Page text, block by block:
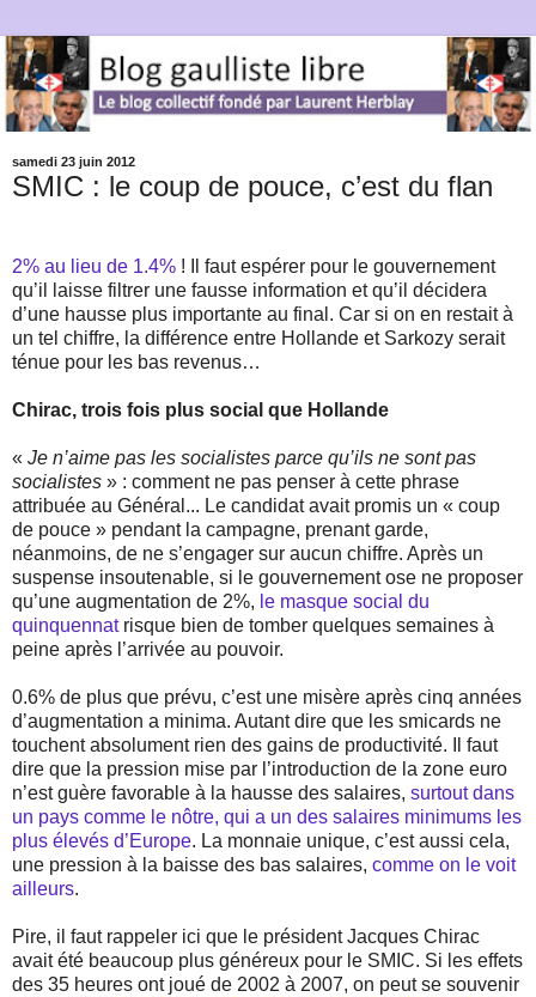
samedi 23 juin 2012
SMIC : le coup de pouce, c’est du flan
2% au lieu de 1.4% ! Il faut espérer pour le gouvernement
qu’il laisse filtrer une fausse information et qu’il décidera
d’une hausse plus importante au final. Car si on en restait à
un tel chiffre, la différence entre Hollande et Sarkozy serait
ténue pour les bas revenus…
Chirac, trois fois plus social que Hollande
« Je n’aime pas les socialistes parce qu’ils ne sont pas
socialistes » : comment ne pas penser à cette phrase
attribuée au Général... Le candidat avait promis un « coup
de pouce » pendant la campagne, prenant garde,
néanmoins, de ne s’engager sur aucun chiffre. Après un
suspense insoutenable, si le gouvernement ose ne proposer
qu’une augmentation de 2%, le masque social du
quinquennatrisque bien de tomber quelques semaines à
peine après l’arrivée au pouvoir.
0.6% de plus que prévu, c’est une misère après cinq années
d’augmentation a minima. Autant dire que les smicards ne
touchent absolument rien des gains de productivité. Il faut
dire que la pression mise par l’introduction de la zone euro
n’est guère favorable à la hausse des salaires, surtout dans
un pays comme le nôtre, qui a un des salaires minimums les
plus élevés d’Europe. La monnaie unique, c’est aussi cela,
une pression à la baisse des bas salaires, comme on le voit
ailleurs.
Pire, il faut rappeler ici que le président Jacques Chirac
avait été beaucoup plus généreux pour le SMIC. Si les effets
des 35 heures ont joué de 2002 à 2007, on peut se souvenir